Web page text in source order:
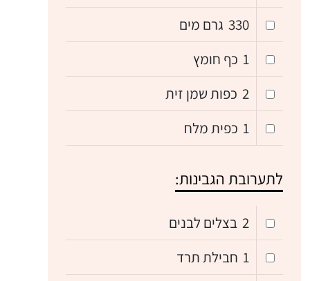
330 גרם מים
1 כף חומץ
2 כפות שמן זית
1 כפית מלח
לתערובת הגבינות:
2 בצלים לבנים
1 חבילת תרד